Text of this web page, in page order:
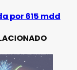
por 615 mdd